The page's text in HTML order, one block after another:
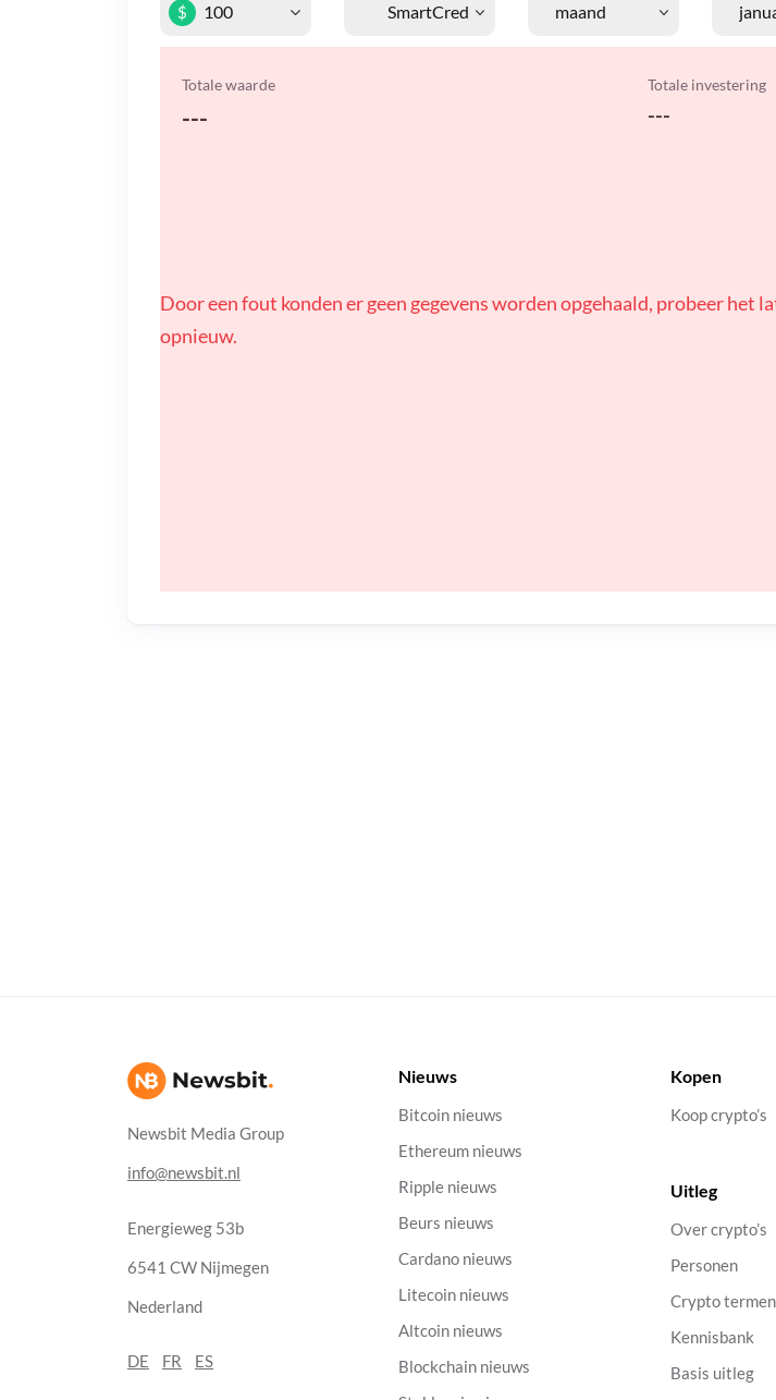
$
Totale waarde
---
Totale investering
---
Door een fout konden er geen gegevens worden opgehaald, probeer het
opnieuw.
Newsbit Media Group
info@newsbit.nl
Energieweg 53b
6541 CW Nijmegen
Nederland
DE FR ES
Nieuws
Bitcoin nieuws
Ethereum nieuws
Ripple nieuws
Beurs nieuws
Cardano nieuws
Litecoin nieuws
Altcoin nieuws
Blockchain nieuws
Kopen
Koop crypto’s
Uitleg
Over crypto’s
Personen
Crypto termen
Kennisbank
Basis uitleg